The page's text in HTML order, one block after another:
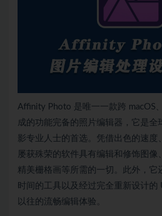
Affinity Photo 是唯一一款跨 macOS
成的功能完备的照片编辑器，它是全
影专业人士的首选。凭借出色的速度
屡获殊荣的软件具有编辑和修饰图像
精美栅格画等所需的一切。此外，它
时间的工具以及经过完全重新设计的
以往的流畅编辑体验。